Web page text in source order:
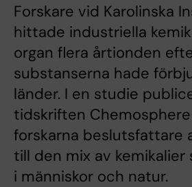
Forskare vid Karolinska
hittade industriella
organ flera årtionden
substanserna hade
länder. I en studie
tidskriften
forskarna beslutsfattare
till den mix av kemikalier
i människor och natur.